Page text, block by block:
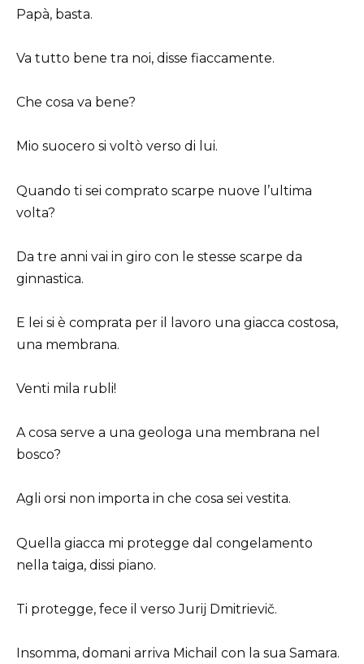
Papà, basta.
Va tutto bene tra noi, disse fiaccamente.
Che cosa va bene?
Mio suocero si voltò verso di lui.
Quando ti sei comprato scarpe nuove l’ultima
volta?
Da tre anni vai in giro con le stesse scarpe da
ginnastica.
E lei si è comprata per il lavoro una giacca costosa,
una membrana.
Venti mila rubli!
A cosa serve a una geologa una membrana nel
bosco?
Agli orsi non importa in che cosa sei vestita.
Quella giacca mi protegge dal congelamento
nella taiga, dissi piano.
Ti protegge, fece il verso Jurij Dmitrievič.
Insomma, domani arriva Michail con la sua Samara.